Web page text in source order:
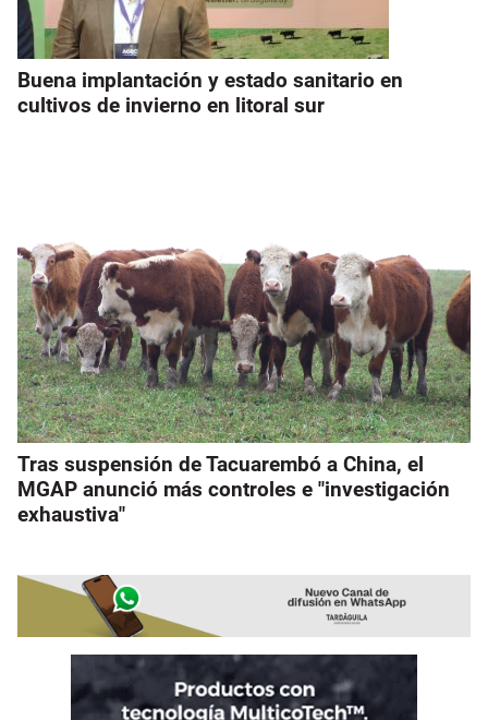
Buena implantación y estado sanitario en
cultivos de invierno en litoral sur
Tras suspensión de Tacuarembó a China, el
MGAP anunció más controles e "investigación
exhaustiva"